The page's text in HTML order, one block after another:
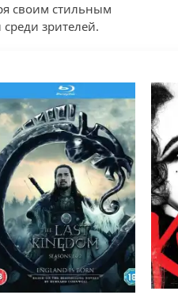
своим стильным
зрителей.